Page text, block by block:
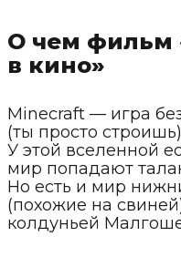
О чем фильм
в кино»
Minecraft — игра
(ты просто
У этой вселенной
мир попадают
Но есть и мир
(похожие на
колдуньей